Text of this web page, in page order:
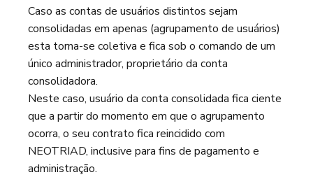
Caso as contas de usuários distintos sejam
consolidadas em apenas (agrupamento de usuários)
esta torna-se coletiva e fica sob o comando de um
único administrador, proprietário da conta
consolidadora.
Neste caso, usuário da conta consolidada fica ciente
que a partir do momento em que o agrupamento
ocorra, o seu contrato fica reincidido com
NEOTRIAD, inclusive para fins de pagamento e
administração.